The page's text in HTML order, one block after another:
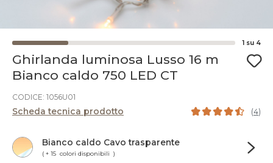
1 su 4
Ghirlanda luminosa Lusso 16 m
Bianco caldo 750 LED CT
CODICE: 1056U01
Scheda tecnica prodotto (4)
Bianco caldo Cavo trasparente
( + 15 colori disponibili )